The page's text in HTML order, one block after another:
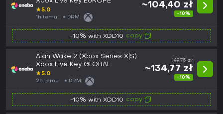
★5.0
1h temu DRM:
~104,40 zł
-10%
-10% with XDD10 copy
Alan Wake 2 (Xbox Series X|S)
Xbox Live Key GLOBAL
★5.0
2h temu DRM:
149,75 zł
~134,77 zł
-10%
-10% with XDD10 copy